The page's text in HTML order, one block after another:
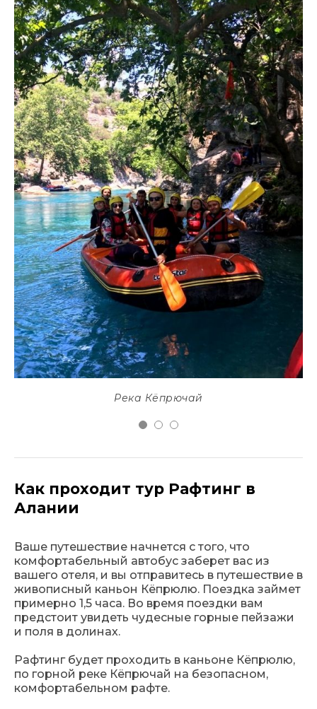
Река Кёпрючай
Как проходит тур Рафтинг в
Алании
Ваше путешествие начнется с того, что
комфортабельный автобус заберет вас из
вашего отеля, и вы отправитесь в путешествие в
живописный каньон Кёпрюлю. Поездка займет
примерно 1,5 часа. Во время поездки вам
предстоит увидеть чудесные горные пейзажи
и поля в долинах.
Рафтинг будет проходить в каньоне Кёпрюлю,
по горной реке Кёпрючай на безопасном,
комфортабельном рафте.